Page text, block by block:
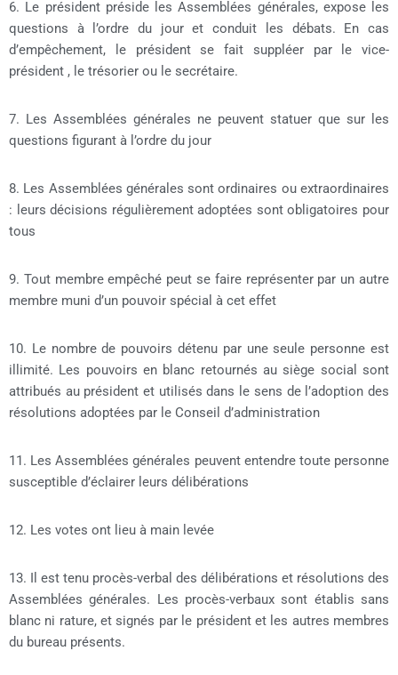
6. Le président préside les Assemblées générales, expose les
questions à l’ordre du jour et conduit les débats. En cas
d’empêchement, le président se fait suppléer par le vice-
président , le trésorier ou le secrétaire.
7. Les Assemblées générales ne peuvent statuer que sur les
questions figurant à l’ordre du jour
8. Les Assemblées générales sont ordinaires ou extraordinaires
: leurs décisions régulièrement adoptées sont obligatoires pour
tous
9. Tout membre empêché peut se faire représenter par un autre
membre muni d’un pouvoir spécial à cet effet
10. Le nombre de pouvoirs détenu par une seule personne est
illimité. Les pouvoirs en blanc retournés au siège social sont
attribués au président et utilisés dans le sens de l’adoption des
résolutions adoptées par le Conseil d’administration
11. Les Assemblées générales peuvent entendre toute personne
susceptible d’éclairer leurs délibérations
12. Les votes ont lieu à main levée
13. Il est tenu procès-verbal des délibérations et résolutions des
Assemblées générales. Les procès-verbaux sont établis sans
blanc ni rature, et signés par le président et les autres membres
du bureau présents.